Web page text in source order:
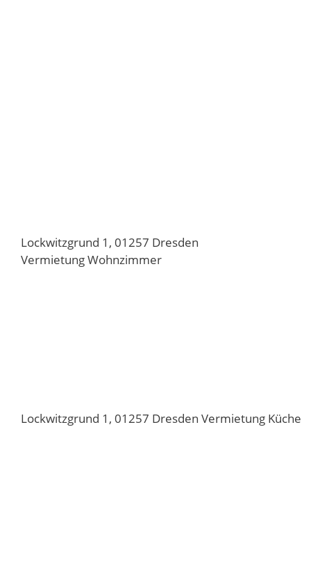
Lockwitzgrund 1, 01257 Dresden
Vermietung Wohnzimmer
Lockwitzgrund 1, 01257 Dresden Vermietung Küche